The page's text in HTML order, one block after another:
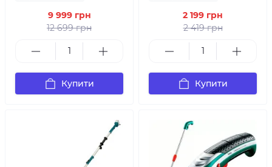
12 699 грн
9 999 грн
Купити
2 419 грн
2 199 грн
Купити